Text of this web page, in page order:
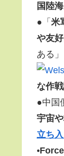
国陸
●「 米
や友
ある
な作
●中国
宇宙
立ち
•